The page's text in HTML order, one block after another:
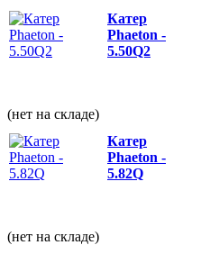
Катер
Phaeton -
5.50Q2
(нет на складе)
Катер
Phaeton -
5.82Q
(нет на складе)